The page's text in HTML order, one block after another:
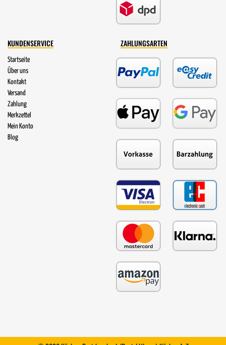
KUNDENSERVICE
Startseite
Über uns
Kontakt
Versand
Zahlung
Merkzettel
Mein Konto
Blog
ZAHLUNGSARTEN